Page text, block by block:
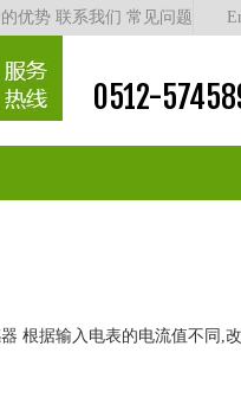
优势 联系我们 常见问题
0512-
根据输入电表的电流值不同,